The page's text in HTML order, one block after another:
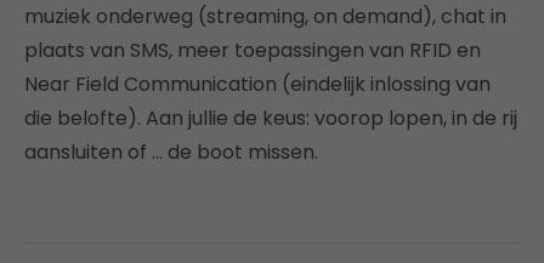
muziek onderweg (streaming, on demand), chat in
plaats van SMS, meer toepassingen van RFID en
Near Field Communication (eindelijk inlossing van
die belofte). Aan jullie de keus: voorop lopen, in de rij
aansluiten of … de boot missen.